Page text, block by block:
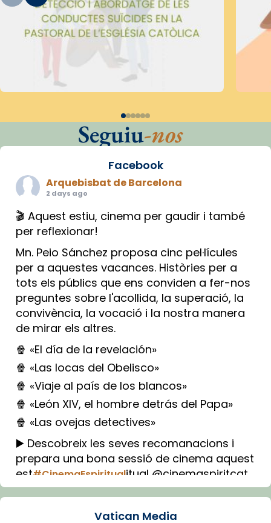
Seguiu-nos
Facebook
Arquebisbat de Barcelona
2 days ago
🎬 Aquest estiu, cinema per gaudir i també
per reflexionar!
Mn. Peio Sánchez proposa cinc pel·lícules
per a aquestes vacances. Històries per a
tots els públics que ens conviden a fer-nos
preguntes sobre l'acollida, la superació, la
convivència, la vocació i la nostra manera
de mirar els altres.
🍿 «El día de la revelación»
🍿 «Las locas del Obelisco»
🍿 «Viaje al país de los blancos»
🍿 «León XIV, el hombre detrás del Papa»
🍿 «Las ovejas detectives»
▶️ Descobreix les seves recomanacions i
prepara una bona sessió de cinema aquest
est#CinemaEspiritualitual @cinemaspiritcat
Imatge: Generada amb IA (OpenAI)
Vatican Media